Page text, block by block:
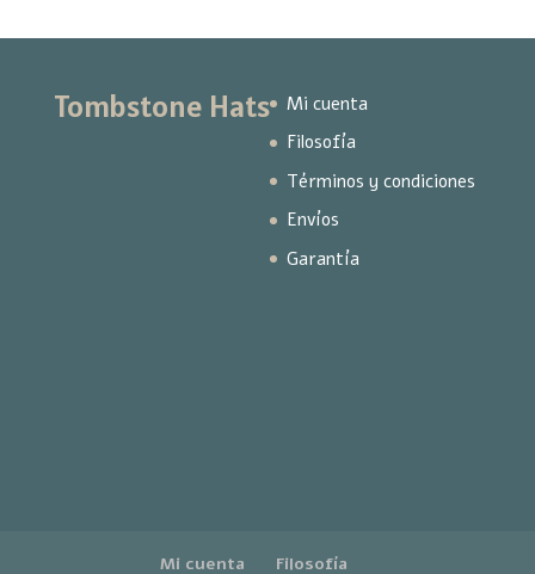
Tombstone Hats
Mi cuenta
Filosofía
Términos y condiciones
Envíos
Garantía
Mi cuenta Filosofía